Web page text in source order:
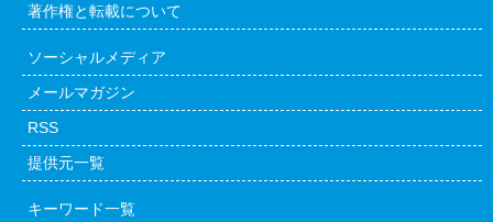
著作権と転載について
ソーシャルメディア
メールマガジン
RSS
提供元一覧
キーワード一覧